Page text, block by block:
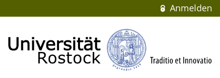
Anmelden